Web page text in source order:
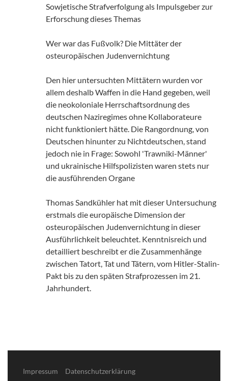
Sowjetische Strafverfolgung als Impulsgeber zur
Erforschung dieses Themas
Wer war das Fußvolk? Die Mittäter der
osteuropäischen Judenvernichtung
Den hier untersuchten Mittätern wurden vor
allem deshalb Waffen in die Hand gegeben, weil
die neokoloniale Herrschaftsordnung des
deutschen Naziregimes ohne Kollaborateure
nicht funktioniert hätte. Die Rangordnung, von
Deutschen hinunter zu Nichtdeutschen, stand
jedoch nie in Frage: Sowohl 'Trawniki-Männer'
und ukrainische Hilfspolizisten waren stets nur
die ausführenden Organe
Thomas Sandkühler hat mit dieser Untersuchung
erstmals die europäische Dimension der
osteuropäischen Judenvernichtung in dieser
Ausführlichkeit beleuchtet. Kenntnisreich und
detailliert beschreibt er die Zusammenhänge
zwischen Tatort, Tat und Tätern, vom Hitler-Stalin-
Pakt bis zu den späten Strafprozessen im 21.
Jahrhundert.
Impressum Datenschutzerklärung